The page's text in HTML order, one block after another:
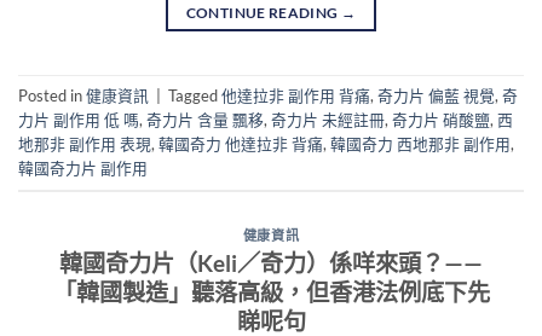
CONTINUE READING →
Posted in健康資訊 Tagged他達拉非 副作用 背痛,奇力片 偏藍 視覺,奇
力片 副作用 低 嗎,奇力片 含量 飄移,奇力片 未經註冊,奇力片 硝酸鹽,西
地那非 副作用 表現,韓國奇力 他達拉非 背痛,韓國奇力 西地那非 副作用,
韓國奇力片 副作用
健康資訊
韓國奇力片（Keli／奇力）係咩來頭？——
「韓國製造」聽落高級，但香港法例底下先
睇呢句